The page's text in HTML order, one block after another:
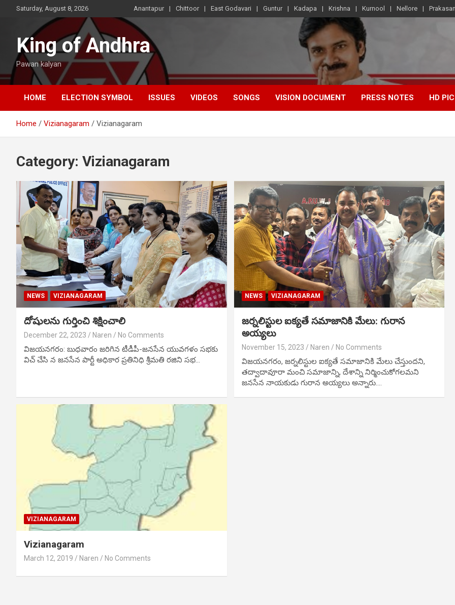
Saturday, August 8, 2026 Anantapur Chittoor East Godavari Guntur Kadapa Krishna Kurnool Nellore
King of Andhra
Pawan kalyan
HOME ELECTION SYMBOL ISSUES VIDEOS SONGS VISION DOCUMENT PRESS NOTES HD
Home Vizianagaram Vizianagaram
Category: Vizianagaram
NEWS VIZIANAGARAM
దోషులను గుర్తించి శిక్షించాలి
December 22, 2023 Naren No Comments
విజయనగరం: బుధవారం జరిగిన టీడీపీ-జనసేన యువగళం సభకు
విచ్ చేసి న జనసేన పార్టీ అధికార ప్రతినిధి శ్రీమతి రజిని సభ…
NEWS VIZIANAGARAM
జర్నలిస్టుల ఐక్యతే సమాజానికి మేలు: గురాన
అయ్యలు
November 15, 2023 Naren No Comments
విజయనగరం, జర్నలిస్టుల ఐక్యతే సమాజానికి మేలు చేస్తుందని,
తద్వాదావూరా మంచి సమాజాన్ని, దేశాన్ని నిర్మించుకోగలమని
జనసేన నాయకుడు గురాన అయ్యలు అన్నారు.…
VIZIANAGARAM
Vizianagaram
March 12, 2019 Naren No Comments